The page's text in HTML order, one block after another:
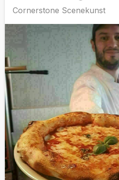
Cornerstone Scenekunst